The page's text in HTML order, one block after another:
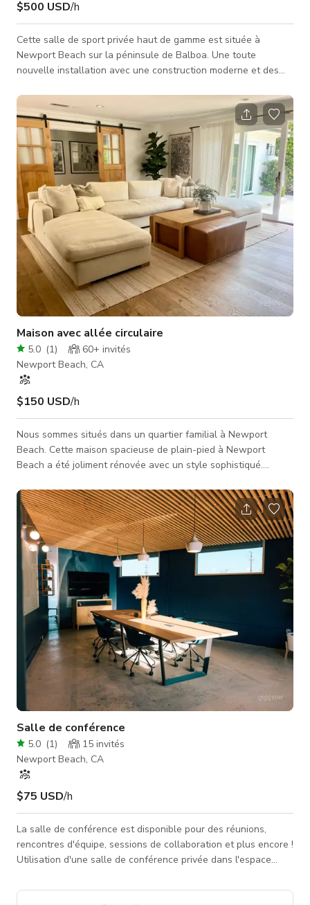
$500 USD/h
Cette salle de sport privée haut de gamme est située à
Newport Beach sur la péninsule de Balboa. Une toute
nouvelle installation avec une construction moderne et des
complexe de condominiums de luxe.
Maison avec allée circulaire
5.0 (1) 60+ invités
Newport Beach, CA
$150 USD/h
Nous sommes situés dans un quartier familial à Newport
Beach. Cette maison spacieuse de plain-pied à Newport
Beach a été joliment rénovée avec un style sophistiqué.
pieds carrés dans Harbor Highlands II, la maison de quatre
chambres et trois salles de bains et demie crée une
impression dramatique avec une allée circulaire pavée sur
mesure et un aménagement paysager tropical luxuriant. À
l'intérieur, seules les finitio
Salle de conférence
5.0 (1) 15 invités
Newport Beach, CA
$75 USD/h
La salle de conférence est disponible pour des réunions,
rencontres d'équipe, sessions de collaboration et plus encore !
Utilisation d'une salle de conférence privée dans l'espace
comprend une grande table de réunion, des chaises, un grand